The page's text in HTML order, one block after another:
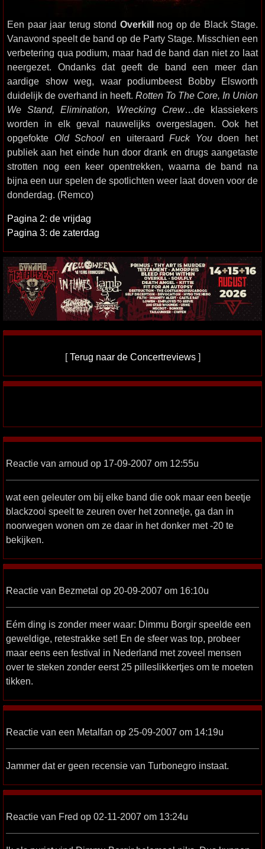
Een paar jaar terug stond Overkillnog op de Black Stage.
Vanavond speelt de band op de Party Stage. Misschien een
verbetering qua podium, maar had de band dan niet zo laat
neergezet. Ondanks dat geeft de band een meer dan
aardige show weg, waar podiumbeest Bobby Elsworth
duidelijk de overhand in heeft. Rotten To The Core, In Union
We Stand, Elimination, Wrecking Crew…de klassiekers
worden in elk geval nauwelijks overgeslagen. Ook het
opgefokte Old School en uiteraardFuck Youdoen het
publiek aan het einde hun door drank en drugs aangetaste
strotten nog een keer opentrekken, waarna de band na
bijna een uur spelen de spotlichten weer laat doven voor de
donderdag. (Remco)
Pagina 2: de vrijdag
Pagina 3: de zaterdag
[Terug naar de Concertreviews]
Reactie van arnoud op 17-09-2007 om 12:55u
wat een geleuter om bij elke band die ook maar een beetje
blackzooi speelt te zeuren over het zonnetje, ga dan in
noorwegen wonen om ze daar in het donker met -20 te
bekijken.
Reactie van Bezmetal op 20-09-2007 om 16:10u
Eém ding is zonder meer waar: Dimmu Borgir speelde een
geweldige, retestrakke set! En de sfeer was top, probeer
maar eens een festival in Nederland met zoveel mensen
over te steken zonder eerst 25 pilleslikkertjes om te moeten
tikken.
Reactie van een Metalfan op 25-09-2007 om 14:19u
Jammer dat er geen recensie van Turbonegro instaat.
Reactie van Fred op 02-11-2007 om 13:24u